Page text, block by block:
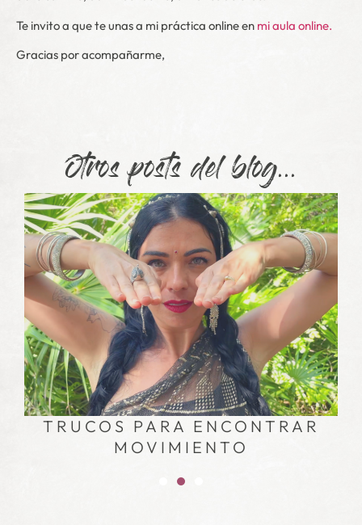
Te invito a que te unas a mi práctica online en mi aula online.
Gracias por acompañarme,
Otros posts del blog...
TRUCOS PARA ENCONTRAR
MOVIMIENTO